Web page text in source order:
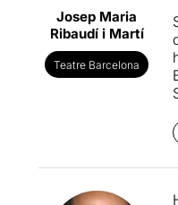
Josep Maria
Ribaudí i Martí
Teatre Barcelona